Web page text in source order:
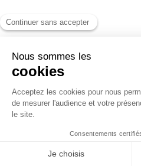
POLITIQUE DE